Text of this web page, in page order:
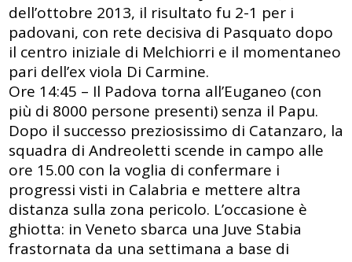
dell’ottobre 2013, il risultato fu 2-1 per i
padovani, con rete decisiva di Pasquato dopo
il centro iniziale di Melchiorri e il momentaneo
pari dell’ex viola Di Carmine.
Ore 14:45 – Il Padova torna all’Euganeo (con
più di 8000 persone presenti) senza il Papu.
Dopo il successo preziosissimo di Catanzaro, la
squadra di Andreoletti scende in campo alle
ore 15.00 con la voglia di confermare i
progressi visti in Calabria e mettere altra
distanza sulla zona pericolo. L’occasione è
ghiotta: in Veneto sbarca una Juve Stabia
frastornata da una settimana a base di